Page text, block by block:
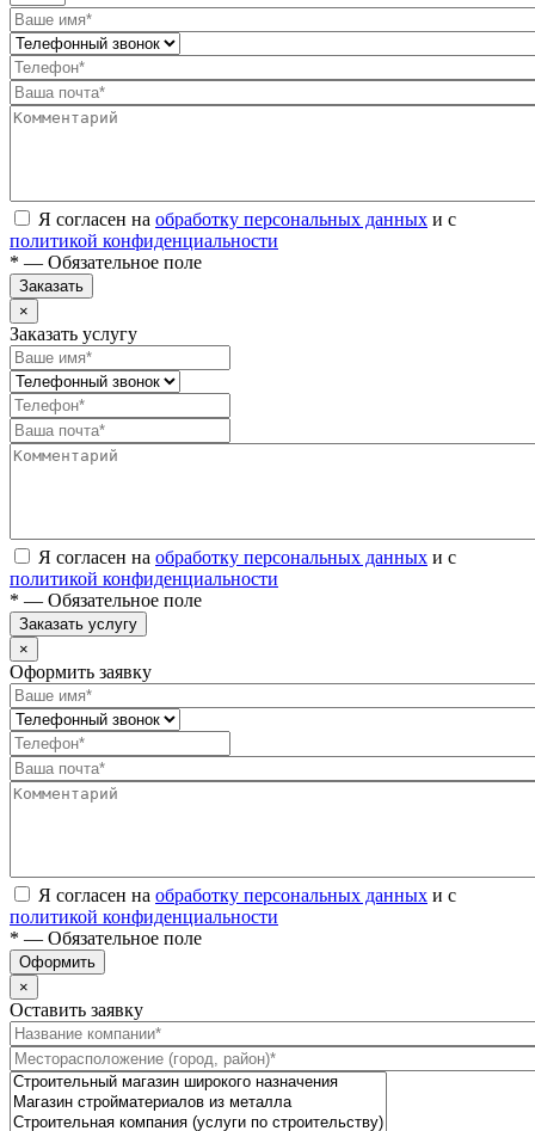
Я согласен на обработку персональных данных и с
политикой конфиденциальности
* — Обязательное поле
Заказать
×
Заказать услугу
Я согласен на обработку персональных данных и с
политикой конфиденциальности
* — Обязательное поле
Заказать услугу
×
Оформить заявку
Я согласен на обработку персональных данных и с
политикой конфиденциальности
* — Обязательное поле
Оформить
×
Оставить заявку